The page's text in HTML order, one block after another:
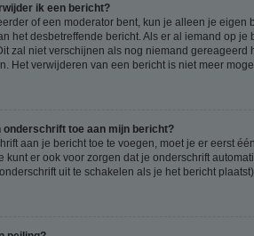
ik een bericht?
of een moderator bent, kun je alleen je
het desbetreffende bericht. Als er al iemand op
zal niet verschijnen als nog niemand
Het verwijderen van een bericht is niet meer
onderschrift toe aan mijn bericht?
aan je bericht toe te voegen, moet je er eerst
kunt er ook voor zorgen dat je onderschrift
uit te schakelen als je het bericht